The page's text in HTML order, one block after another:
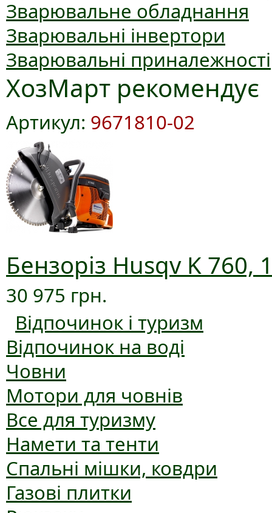
Зварювальне обладнання
Зварювальні інвертори
Зварювальні приналежності
ХозМарт рекомендує
Артикул: 9671810-02
Бензоріз Husqv K 760,
30 975 грн.
Відпочинок і туризм
Відпочинок на воді
Човни
Мотори для човнів
Все для туризму
Намети та тенти
Спальні мішки, ковдри
Газові плитки